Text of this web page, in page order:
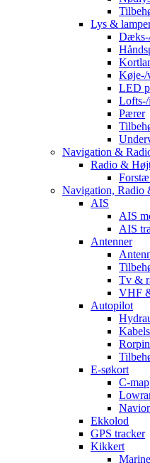
Lys &
Køje-/
LED
Lofts-/
Pærer
Navigation &
Radio &
Navigation, Radio
AIS
AIS
AIS
Antenner
Tv &
VHF
Autopilot
E-søkort
C-map
Ekkolod
GPS tracker
Kikkert